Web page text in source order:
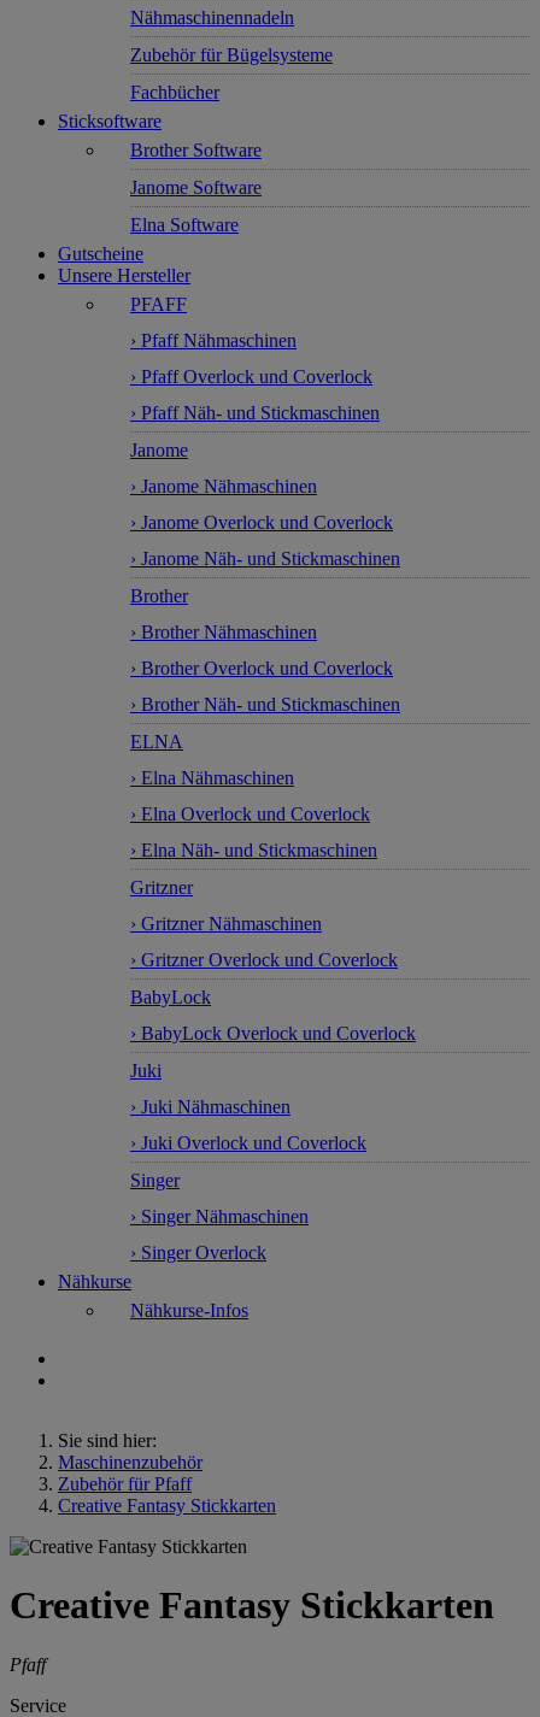
Nähmaschinennadeln
Zubehör für Bügelsysteme
Fachbücher
Sticksoftware
Brother Software
Janome Software
Elna Software
Gutscheine
Unsere Hersteller
PFAFF
› Pfaff Nähmaschinen
› Pfaff Overlock und Coverlock
› Pfaff Näh- und Stickmaschinen
Janome
› Janome Nähmaschinen
› Janome Overlock und Coverlock
› Janome Näh- und Stickmaschinen
Brother
› Brother Nähmaschinen
› Brother Overlock und Coverlock
› Brother Näh- und Stickmaschinen
ELNA
› Elna Nähmaschinen
› Elna Overlock und Coverlock
› Elna Näh- und Stickmaschinen
Gritzner
› Gritzner Nähmaschinen
› Gritzner Overlock und Coverlock
BabyLock
› BabyLock Overlock und Coverlock
Juki
› Juki Nähmaschinen
› Juki Overlock und Coverlock
Singer
› Singer Nähmaschinen
› Singer Overlock
Nähkurse
Nähkurse-Infos
Sie sind hier:
Maschinenzubehör
Zubehör für Pfaff
Creative Fantasy Stickkarten
Creative Fantasy Stickkarten
Pfaff
Service